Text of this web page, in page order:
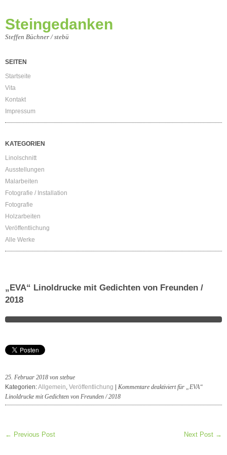
Steingedanken
Steffen Büchner / stebü
SEITEN
Startseite
Vita
Kontakt
Impressum
KATEGORIEN
Linolschnitt
Ausstellungen
Malarbeiten
Fotografie / Installation
Fotografie
Holzarbeiten
Veröffentlichung
Alle Werke
„EVA“ Linoldrucke mit Gedichten von Freunden /
2018
25. Februar 2018 von stebue
Kategorien:Allgemein, Veröffentlichung Kommentare deaktiviertfür „EVA“
Linoldrucke mit Gedichten von Freunden / 2018
← Previous Post Next Post →